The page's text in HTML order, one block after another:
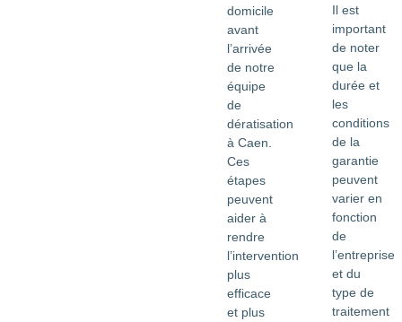
domicile
avant
l’arrivée
de notre
équipe
de
dératisation
à Caen.
Ces
étapes
peuvent
aider à
rendre
l’intervention
plus
efficace
et plus
Il est
important
de noter
que la
durée et
les
conditions
de la
garantie
peuvent
varier en
fonction
de
l’entreprise
et du
type de
traitement